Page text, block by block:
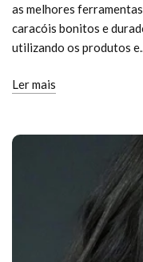
as melhores
caracóis bonitos e
utilizando os produtos e...
Ler mais